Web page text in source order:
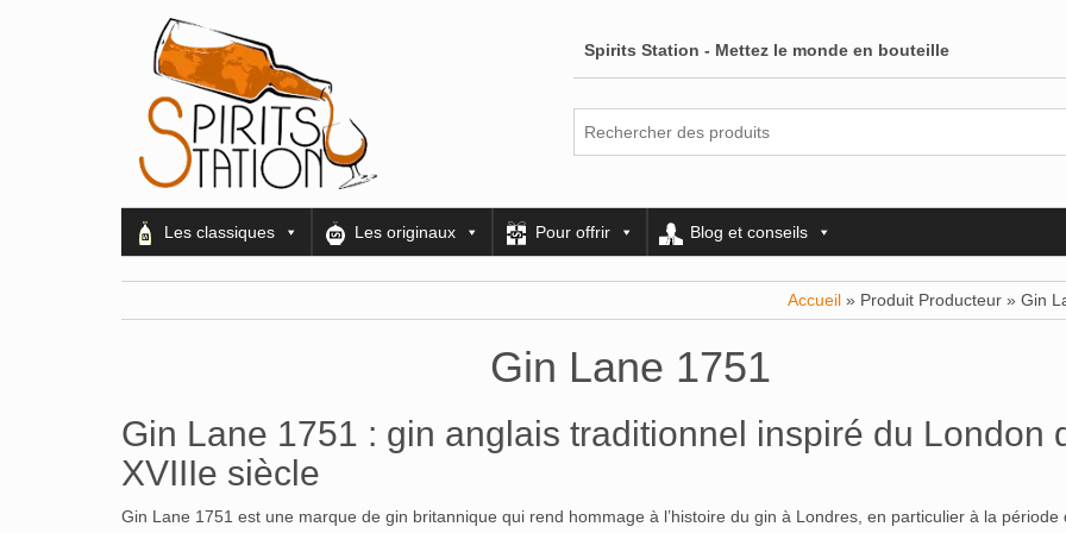
Spirits Station - Mettez le monde en bouteille
Les classiques Les originaux Pour offrir Blog et conseils
Accueil » Produit Producteur » Gin
Gin Lane 1751
Gin Lane 1751 : gin anglais traditionnel inspiré du London
XVIIIe siècle
Gin Lane 1751 est une marque de gin britannique qui rend hommage à l’histoire du gin à Londres, en particulier à la période